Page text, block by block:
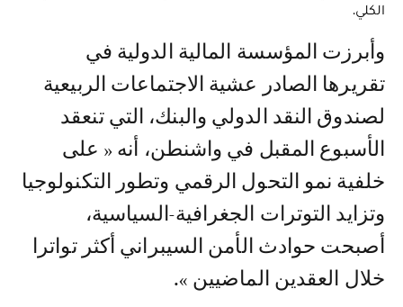
الكلي.
وأبرزت المؤسسة المالية الدولية في
تقريرها الصادر عشية الاجتماعات الربيعية
لصندوق النقد الدولي والبنك، التي تنعقد
الأسبوع المقبل في واشنطن، أنه « على
خلفية نمو التحول الرقمي وتطور التكنولوجيا
وتزايد التوترات الجغرافية-السياسية،
أصبحت حوادث الأمن السيبراني أكثر تواترا
خلال العقدين الماضيين ».